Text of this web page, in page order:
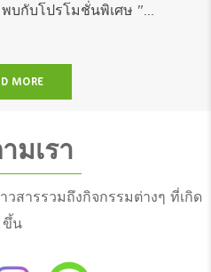
บกับโปรโมชั่นพิเศษ "...
MORE
มเรา
สารรวมถึงกิจกรรมต่างๆ ที่เกิด
ขึ้น